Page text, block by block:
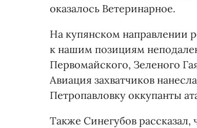
оказалось Ветеринарное.
На купянском направлении
к нашим позициям
Первомайского, Зеленого
Авиация захватчиков
Петропавловку оккупанты
Также Синегубов рассказал,